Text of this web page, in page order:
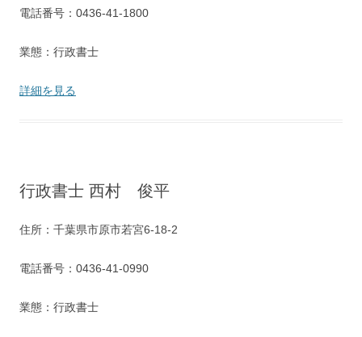
電話番号：0436-41-1800
業態：行政書士
詳細を見る
行政書士 西村 俊平
住所：千葉県市原市若宮6-18-2
電話番号：0436-41-0990
業態：行政書士